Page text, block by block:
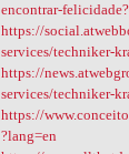
encontrar-
https://
services/techniker-
https://
services/techniker-
https://
?lang=en